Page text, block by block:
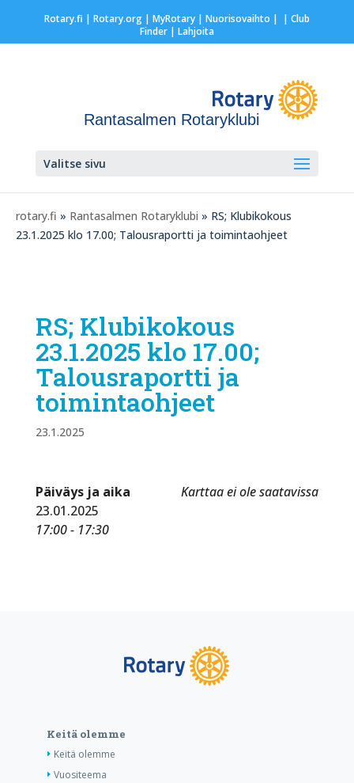
Rotary.fi | Rotary.org| MyRotary | Nuorisovaihto | | Club
Finder| Lahjoita
Rantasalmen Rotaryklubi
Valitse sivu
rotary.fi » Rantasalmen Rotaryklubi » RS; Klubikokous
23.1.2025 klo 17.00; Talousraportti ja toimintaohjeet
RS; Klubikokous
23.1.2025 klo 17.00;
Talousraportti ja
toimintaohjeet
23.1.2025
Karttaa ei ole saatavissa
Päiväys ja aika
23.01.2025
17:00 - 17:30
Keitä olemme
Keitä olemme
Vuositeema